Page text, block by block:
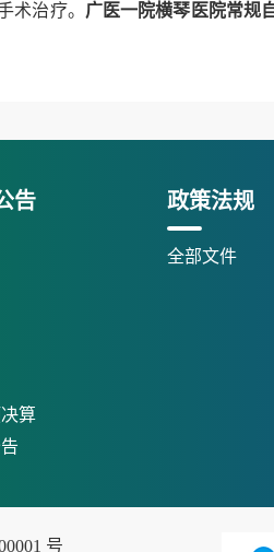
治疗。 广医一院横琴医院常规
告
算
政策法规
全部文件
号